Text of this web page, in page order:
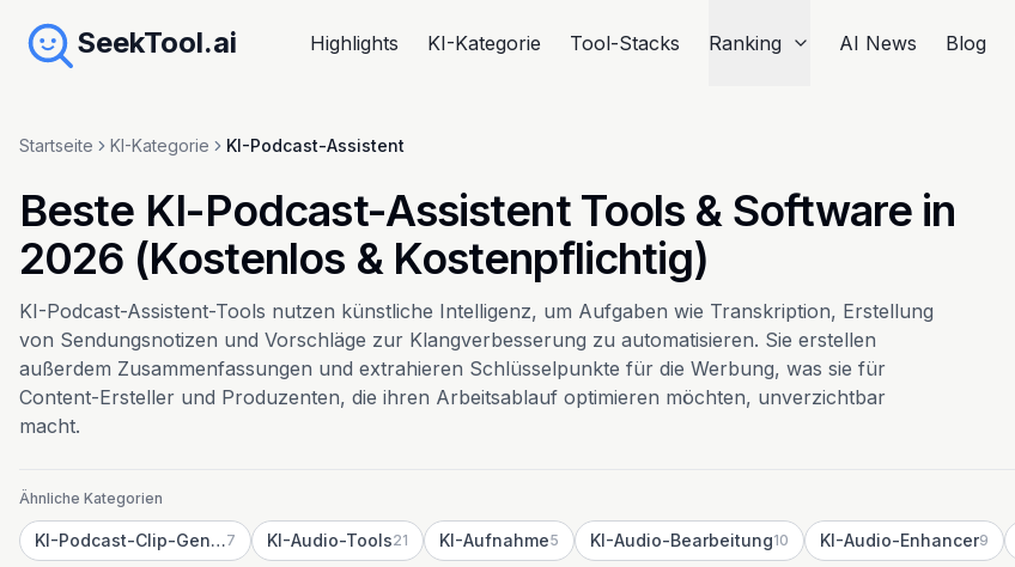
SeekTool.ai Highlights KI-Kategorie Tool-Stacks Ranking AI News Blog
Startseite KI-Kategorie KI-Podcast-Assistent
Beste KI-Podcast-Assistent Tools & Software in
2026 (Kostenlos & Kostenpflichtig)
KI-Podcast-Assistent-Tools nutzen künstliche Intelligenz, um Aufgaben wie Transkription, Erstellung
von Sendungsnotizen und Vorschläge zur Klangverbesserung zu automatisieren. Sie erstellen
außerdem Zusammenfassungen und extrahieren Schlüsselpunkte für die Werbung, was sie für
Content-Ersteller und Produzenten, die ihren Arbeitsablauf optimieren möchten, unverzichtbar
macht.
Ähnliche Kategorien
KI-Podcast-Clip-Generator7 KI-Audio-Tools21 KI-Aufnahme5 KI-Audio-Bearbeitung10 KI-Audio-Enhancer9